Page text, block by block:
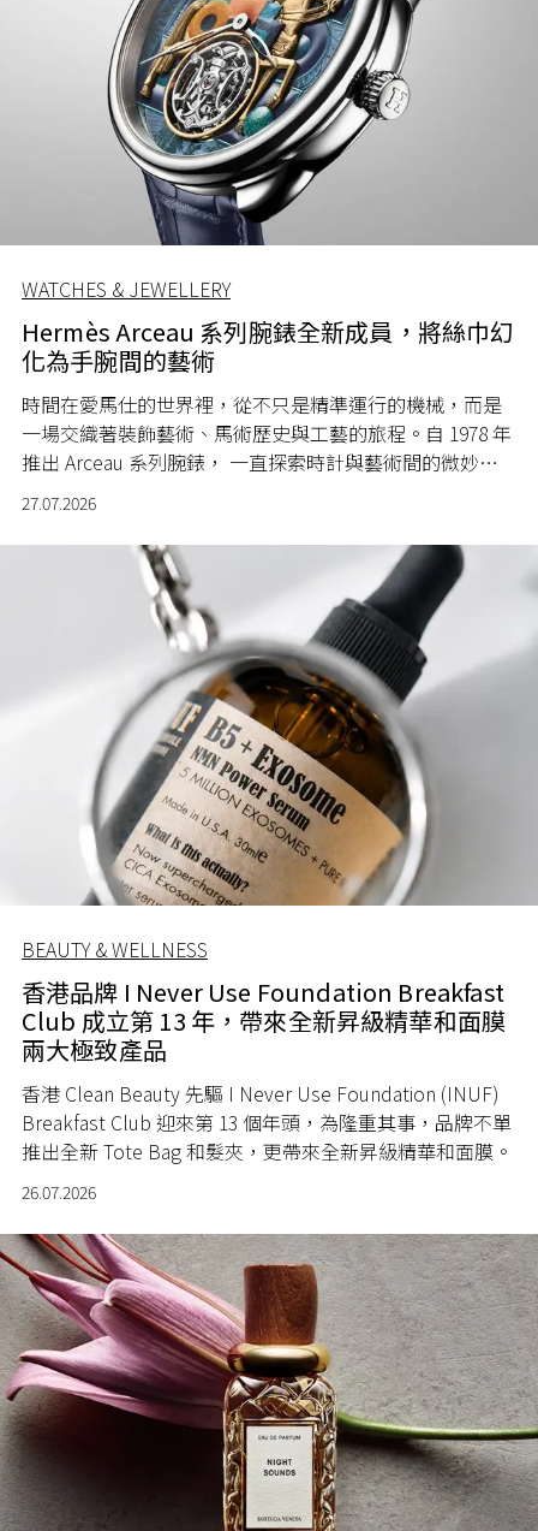
WATCHES & JEWELLERY
Hermès Arceau 系列腕錶全新成員，將絲巾幻
化為手腕間的藝術
時間在愛馬仕的世界裡，從不只是精準運行的機械，而是
一場交織著裝飾藝術、馬術歷史與工藝的旅程。自 1978 年
推出 Arceau 系列腕錶， 一直探索時計與藝術間的微妙關
27.07.2026
BEAUTY & WELLNESS
香港品牌 I Never Use Foundation Breakfast
Club 成立第 13 年，帶來全新昇級精華和面膜
兩大極致產品
香港 Clean Beauty 先驅 I Never Use Foundation (INUF)
Breakfast Club 迎來第 13 個年頭，為隆重其事，品牌不單
推出全新 Tote Bag 和髮夾，更帶來全新昇級精華和面膜。
26.07.2026